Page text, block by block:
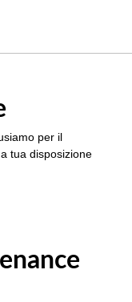
per il
tua disposizione